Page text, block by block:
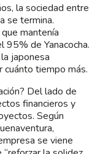
la sociedad entre
se termina.
mantenía
95% de Yanacocha.
japonesa
cuánto tiempo más.
Del lado de
financieros y
Según
se viene